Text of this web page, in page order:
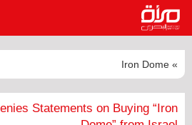
» Iron Dome
Statements on Buying “Iron